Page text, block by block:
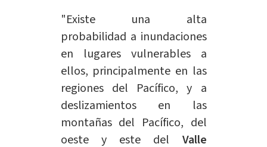
"Existe una alta
probabilidad a inundaciones
en lugares vulnerables a
ellos, principalmente en las
regiones del Pacífico, y a
deslizamientos en las
montañas del Pacífico, del
oeste y este del Valle